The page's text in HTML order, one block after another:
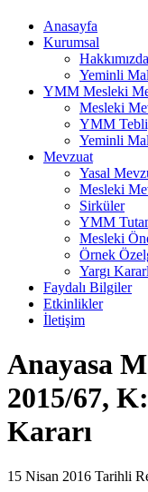
Anasayfa
Kurumsal
Hakkımızda
Yeminli
YMM Mesleki
Mesleki
YMM
Yeminli
Mevzuat
Yasal
Mesleki
Sirküler
YMM
Mesleki
Örnek
Yargı
Faydalı Bilgiler
Etkinlikler
İletişim
Anayasa
2015/67,
Kararı
15 Nisan 2016 Tarihli